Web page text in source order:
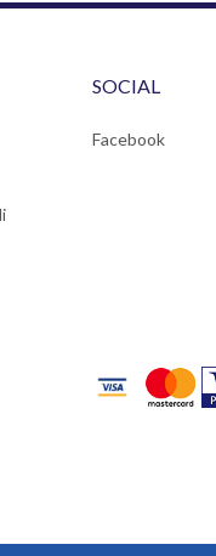
SOCIAL
Facebook